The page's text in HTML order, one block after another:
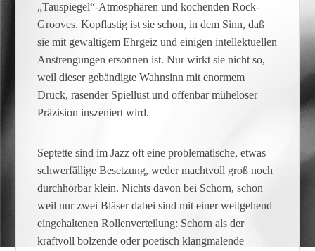
„Tauspiegel“-Atmosphären und kochenden Rock-
Grooves. Kopflastig ist sie schon, in dem Sinn, daß
sie mit gewaltigem Ehrgeiz und einigen intellektuellen
Anstrengungen ersonnen ist. Nur wirkt sie nicht so,
weil dieser gebändigte Wahnsinn mit enormem
Druck, rasender Spiellust und offenbar müheloser
Präzision inszeniert wird.
Septette sind im Jazz oft eine problematische, etwas
schwerfällige Besetzung, weder machtvoll groß noch
durchhörbar klein. Nichts davon bei Schorn, schon
weil nur zwei Bläser dabei sind mit einer weitgehend
eingehaltenen Rollenverteilung: Schorn als der
kraftvoll bolzende oder poetisch klangmalende